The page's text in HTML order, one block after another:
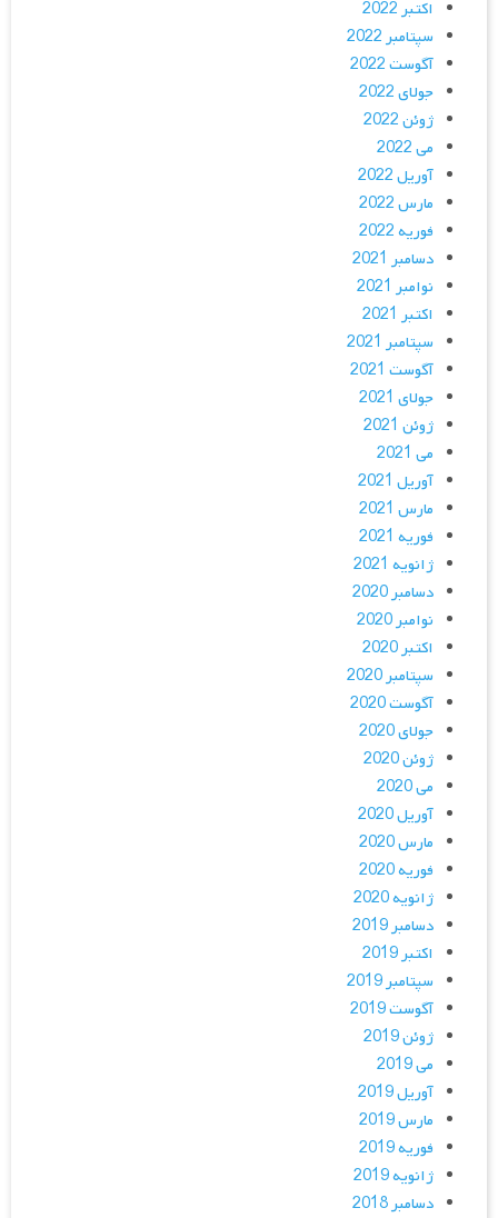
اکتبر 2022
سپتامبر 2022
آگوست 2022
جولای 2022
ژوئن 2022
می 2022
آوریل 2022
مارس 2022
فوریه 2022
دسامبر 2021
نوامبر 2021
اکتبر 2021
سپتامبر 2021
آگوست 2021
جولای 2021
ژوئن 2021
می 2021
آوریل 2021
مارس 2021
فوریه 2021
ژانویه 2021
دسامبر 2020
نوامبر 2020
اکتبر 2020
سپتامبر 2020
آگوست 2020
جولای 2020
ژوئن 2020
می 2020
آوریل 2020
مارس 2020
فوریه 2020
ژانویه 2020
دسامبر 2019
اکتبر 2019
سپتامبر 2019
آگوست 2019
ژوئن 2019
می 2019
آوریل 2019
مارس 2019
فوریه 2019
ژانویه 2019
دسامبر 2018